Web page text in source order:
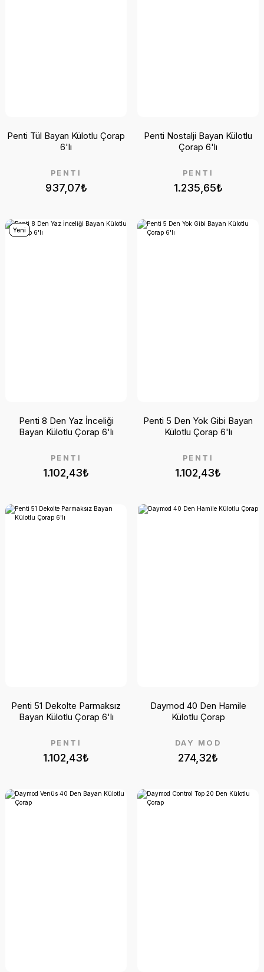
937,07₺
PENTİ
Penti Tül Bayan Külotlu Çorap
6'lı
1.235,65₺
PENTİ
Penti Nostalji Bayan Külotlu
Çorap 6'lı
Yeni
1.102,43₺
PENTİ
Penti 8 Den Yaz İnceliği
Bayan Külotlu Çorap 6'lı
1.102,43₺
PENTİ
Penti 5 Den Yok Gibi Bayan
Külotlu Çorap 6'lı
1.102,43₺
PENTİ
Penti 51 Dekolte Parmaksız
Bayan Külotlu Çorap 6'lı
274,32₺
DAY MOD
Daymod 40 Den Hamile
Külotlu Çorap